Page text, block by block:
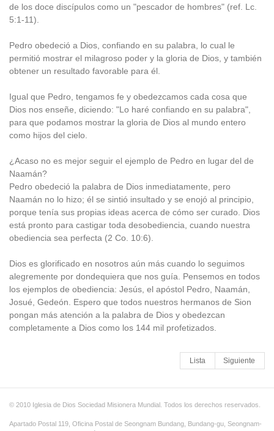
de los doce discípulos como un "pescador de hombres" (ref. Lc.
5:1-11).
Pedro obedeció a Dios, confiando en su palabra, lo cual le
permitió mostrar el milagroso poder y la gloria de Dios, y también
obtener un resultado favorable para él.
Igual que Pedro, tengamos fe y obedezcamos cada cosa que
Dios nos enseñe, diciendo: "Lo haré confiando en su palabra",
para que podamos mostrar la gloria de Dios al mundo entero
como hijos del cielo.
¿Acaso no es mejor seguir el ejemplo de Pedro en lugar del de
Naamán?
Pedro obedeció la palabra de Dios inmediatamente, pero
Naamán no lo hizo; él se sintió insultado y se enojó al principio,
porque tenía sus propias ideas acerca de cómo ser curado. Dios
está pronto para castigar toda desobediencia, cuando nuestra
obediencia sea perfecta (2 Co. 10:6).
Dios es glorificado en nosotros aún más cuando lo seguimos
alegremente por dondequiera que nos guía. Pensemos en todos
los ejemplos de obediencia: Jesús, el apóstol Pedro, Naamán,
Josué, Gedeón. Espero que todos nuestros hermanos de Sion
pongan más atención a la palabra de Dios y obedezcan
completamente a Dios como los 144 mil profetizados.
Lista Siguiente
© 2010 Iglesia de Dios Sociedad Misionera Mundial. Todos los derechos reservados.
Apartado Postal 119, Oficina Postal de Seongnam Bundang, Bundang-gu, Seongnam-